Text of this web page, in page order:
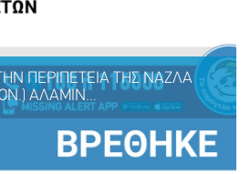
ΓΙΑ ΤΙΣ ΑΝΔΡΙΚΟΠΟΥΛΟΥ
ΑΝΔΡΙΚΟΠΟΥΛΟΥ ΑΦΡΟΔΙΤΗ, 9
ΕΤΩΝ
ΤΩΡΑ
ΠΕΡΙΠΕΤΕΙΑ ΤΗΣ ΝΑΖΛΑ
ΑΛΑΜΙΝ...